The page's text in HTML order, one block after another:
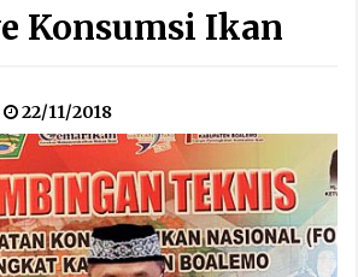
Konsumsi Ikan
22/11/2018